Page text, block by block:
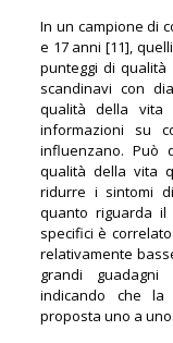
In un campione di
e 17 anni [11],
punteggi di
scandinavi con
qualità della vita
informazioni su
influenzano. Può
qualità della vita
ridurre i sintomi
quanto riguarda
specifici è
relativamente
grandi
indicando che
proposta uno a uno.